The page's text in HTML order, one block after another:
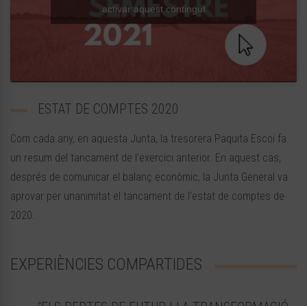
activar aquest contingut
ESTAT DE COMPTES 2020
Com cada any, en aquesta Junta, la tresorera Paquita Escoi fa
un resum del tancament de l’exercici anterior. En aquest cas,
després de comunicar el balanç econòmic, la Junta General va
aprovar per unanimitat el tancament de l’estat de comptes de
2020.
EXPERIÈNCIES COMPARTIDES